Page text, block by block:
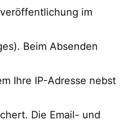
im
Beim Absenden
Ihre IP-Adresse nebst
Die Email- und